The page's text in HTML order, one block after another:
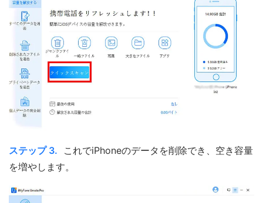
ステップ 3.
これでiPhoneのデータを削除でき、空き容量
を増やします。